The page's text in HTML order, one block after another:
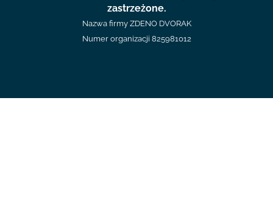
zastrzeżone.
Nazwa firmy ZDENO DVORAK
Numer organizacji 825981012